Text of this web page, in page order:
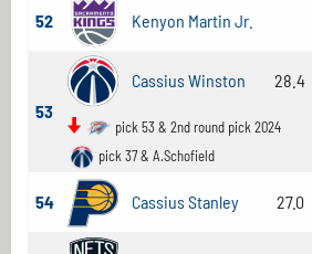
52 Kenyon Martin Jr.
53
Cassius Winston 28.4
pick 53 & 2nd round pick 2024
pick 37 & A.Schofield
54 Cassius Stanley 27.0